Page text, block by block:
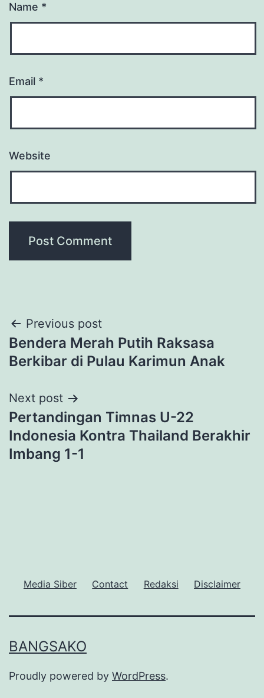
Name *
Email *
Website
Post
navigation
Previous post
Bendera Merah Putih Raksasa
Berkibar di Pulau Karimun Anak
Next post
Pertandingan Timnas U-22
Indonesia Kontra Thailand Berakhir
Imbang 1-1
Media Siber Contact Redaksi Disclaimer
BANGSAKO
Proudly powered by WordPress.